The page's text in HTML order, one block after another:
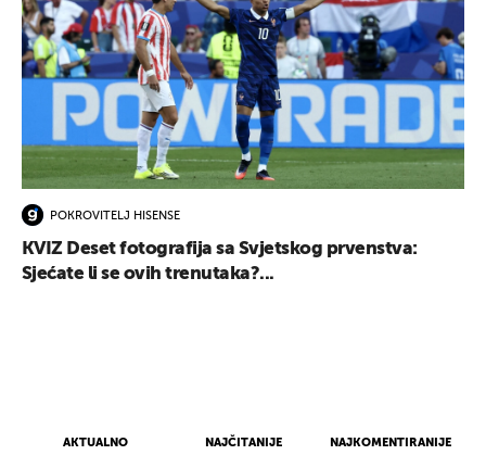
AKTUALNO NAJČITANIJE NAJKOMENTIRANIJE
POKROVITELJ HISENSE
KVIZ Deset fotografija sa Svjetskog prvenstva:
Sjećate li se ovih trenutaka?...